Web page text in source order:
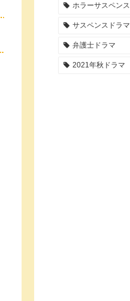
ホラーサスペンス
サスペンスドラマ
弁護士ドラマ
2021年秋ドラマ